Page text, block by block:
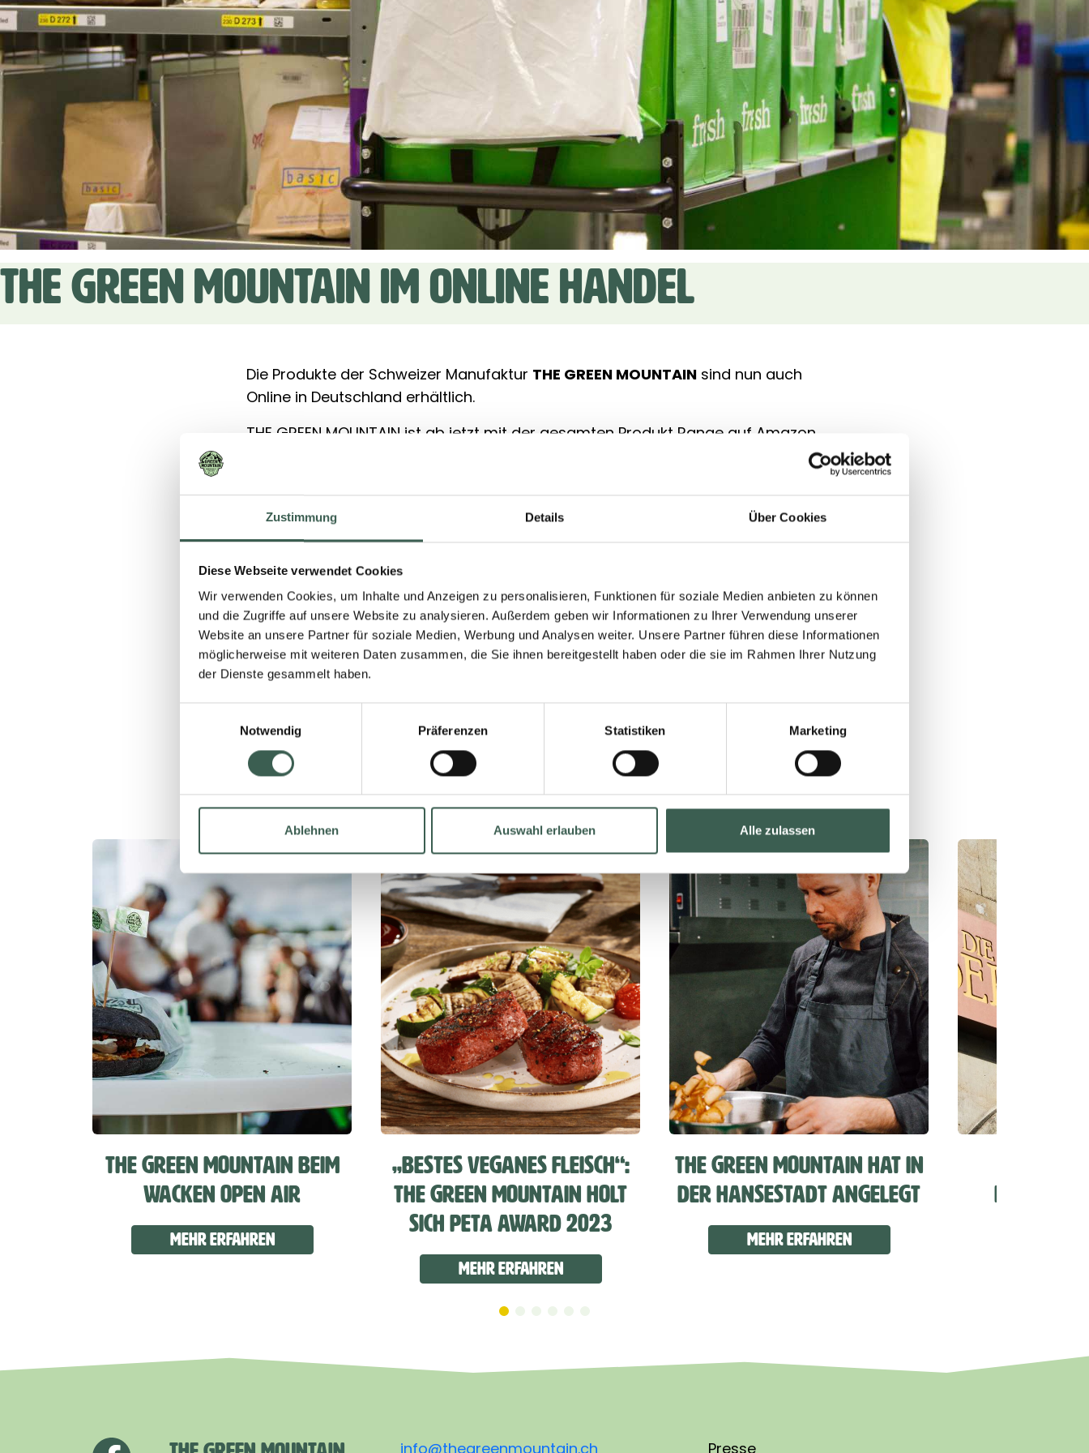
Zustimmung Details Über Cookies
Diese Webseite verwendet Cookies
Wir verwenden Cookies, um Inhalte und Anzeigen zu personalisieren, Funktionen für soziale Medien anbieten zu können
und die Zugriffe auf unsere Website zu analysieren. Außerdem geben wir Informationen zu Ihrer Verwendung unserer
Website an unsere Partner für soziale Medien, Werbung und Analysen weiter. Unsere Partner führen diese Informationen
möglicherweise mit weiteren Daten zusammen, die Sie ihnen bereitgestellt haben oder die sie im Rahmen Ihrer Nutzung
der Dienste gesammelt haben.
Notwendig
Präferenzen Statistiken Marketing
Ablehnen Auswahl erlauben Alle zulassen
THE GREEN MOUNTAIN IM ONLINE HANDEL
Die Produkte der Schweizer Manufaktur THE GREEN MOUNTAIN sind nun auch
Online in Deutschland erhältlich.
THE GREEN MOUNTAIN ist ab jetzt mit der gesamten Produkt Range auf Amazon
können nun noch einfacher bei THE GREEN MOUNTAIN zugreifen. Unsere Manufaktur
macht mit der Zusammenarbeit mit Online-Shops einen weiteren Schritt in
Richtung Genuss, Innovation und Nachhaltigkeit. Wir freuen uns, dass wir nun auch
in Deutschland unsere Produkte online zugänglich machen können.
Bestellungen bei Amazon Fresh stehen Amazon Prime-Mitgliedern (auch Prime
Student-Mitgliedern und Personen, die dem Amazon-Haushalt eines Prime-
Mitglieds hinzugefügt wurden) in allen berechtigten Postleitzahlengebieten zur
Verfügung.
WEITERE NEWS
THE GREEN MOUNTAIN BEIM
WACKEN OPEN AIR
Mehr erfahren
„„BESTES VEGANES FLEISCH“:
THE GREEN MOUNTAIN HOLT
SICH PETA AWARD 2023
Mehr erfahren
THE GREEN MOUNTAIN HAT IN
DER HANSESTADT ANGELEGT
Mehr erfahren
info@thegreenmountain.ch Presse